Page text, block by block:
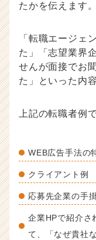
たかを伝えます。
「転職エージェ
た」「志望業界
せんが面接でお
た」といった内
上記の転職者例
WEB広告手法の
クライアント例
応募先企業の手
企業HPで紹介さ
て、「なぜ貴社